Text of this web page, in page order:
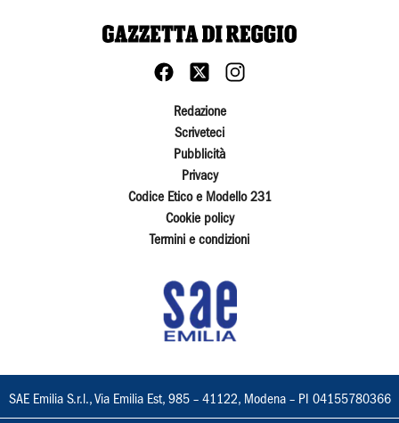
Redazione
Scriveteci
Pubblicità
Privacy
Codice Etico e Modello 231
Cookie policy
Termini e condizioni
SAE Emilia S.r.l., Via Emilia Est, 985 – 41122, Modena – PI 04155780366